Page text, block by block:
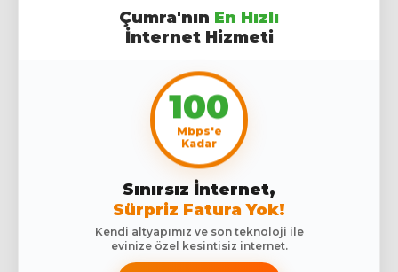
Çumra'nın En Hızlı
İnternet Hizmeti
100
Mbps'e
Kadar
Sınırsız İnternet,
Sürpriz Fatura Yok!
Kendi altyapımız ve son teknoloji ile
evinize özel kesintisiz internet.